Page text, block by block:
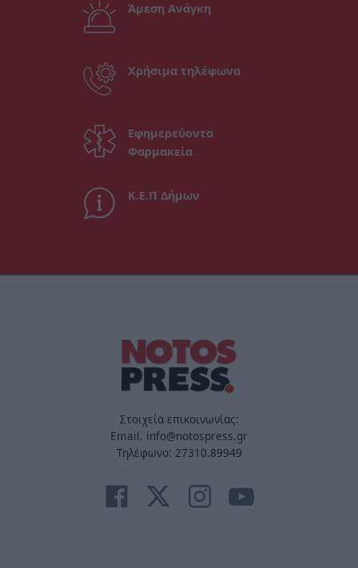
Άμεση Ανάγκη
Χρήσιμα τηλέφωνα
Εφημερεύοντα
Φαρμακεία
Κ.Ε.Π Δήμων
Στοιχεία επικοινωνίας:
Email. info@notospress.gr
Τηλέφωνο: 27310.89949